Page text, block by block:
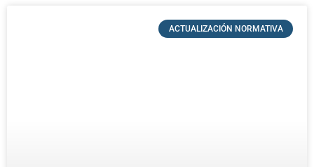
ACTUALIZACIÓN NORMATIVA